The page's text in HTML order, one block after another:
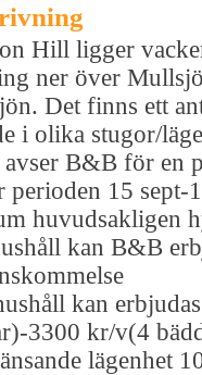
Hill ligger
ner över
Det finns ett
i olika stugor/
B&B för en
perioden 15 sept-
huvudsakligen
kan B&B
kan
3300 kr/v(4
lägenhet